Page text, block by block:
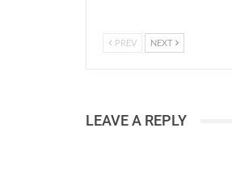
PREV NEXT
LEAVE A REPLY